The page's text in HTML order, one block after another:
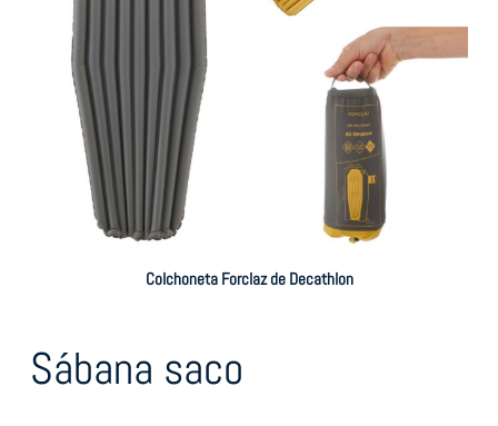
Colchoneta Forclaz de Decathlon
Sábana saco